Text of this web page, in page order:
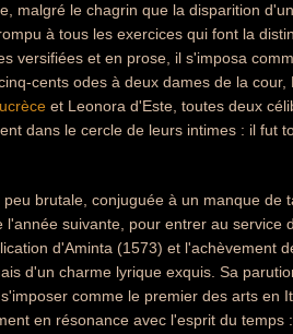
malgré le chagrin que la disparition
à tous les exercices qui font la
versifiées et en prose, il s'imposa
cents odes à deux dames de la cour,
et Leonora d'Este, toutes deux
dans le cercle de leurs intimes : il fut
brutale, conjuguée à un manque de
suivante, pour entrer au service
d'Aminta (1573) et l'achèvement
d'un charme lyrique exquis. Sa
comme le premier des arts en
en résonance avec l'esprit du temps